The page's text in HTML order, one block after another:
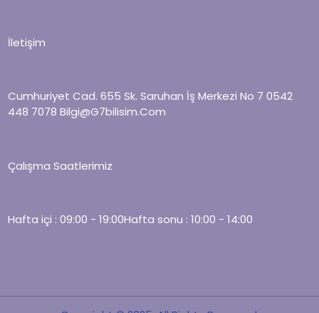
İletişim
Cumhuriyet Cad. 655 Sk. Saruhan İş Merkezi No 7 0542
448 7078 Bilgi@g7bilisim.com
Çalışma Saatlerimiz
Hafta içi : 09:00 - 19:00Hafta sonu : 10:00 - 14:00